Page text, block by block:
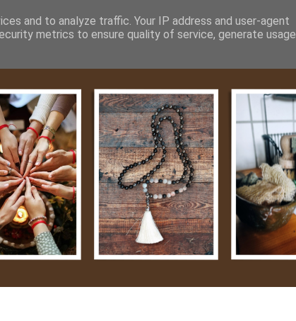
and to analyze traffic. Your IP address and user-agent
metrics to ensure quality of service, generate usage